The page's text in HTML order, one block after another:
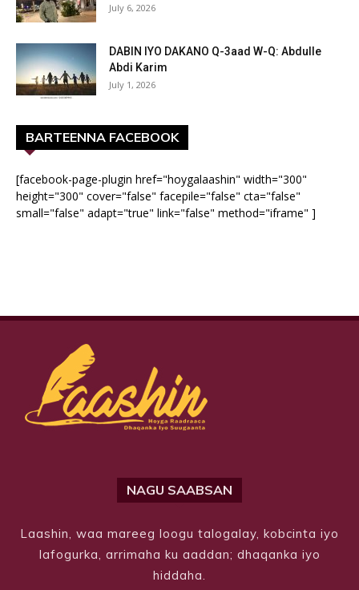
July 6, 2026
DABIN IYO DAKANO Q-3aad W-Q: Abdulle
Abdi Karim
July 1, 2026
BARTEENNA FACEBOOK
[facebook-page-plugin href="hoygalaashin" width="300"
height="300" cover="false" facepile="false" cta="false"
small="false" adapt="true" link="false" method="iframe" ]
NAGU SAABSAN
Laashin, waa mareeg loogu talogalay, kobcinta iyo
lafogurka, arrimaha ku aaddan; dhaqanka iyo
hiddaha.